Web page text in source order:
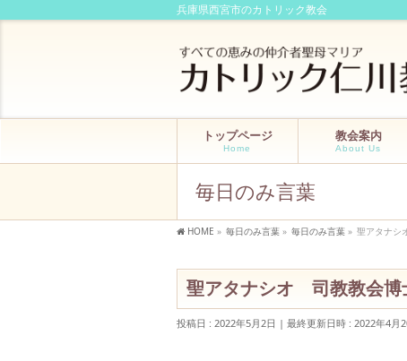
兵庫県西宮市のカトリック教会
トップページ
Home
教会案内
About Us
毎日のみ言葉
HOME » 毎日のみ言葉 » 毎日のみ言葉 » 聖アタナ
聖アタナシオ 司教教会
投稿日 : 2022年5月2日 最終更新日時 : 2022年4月